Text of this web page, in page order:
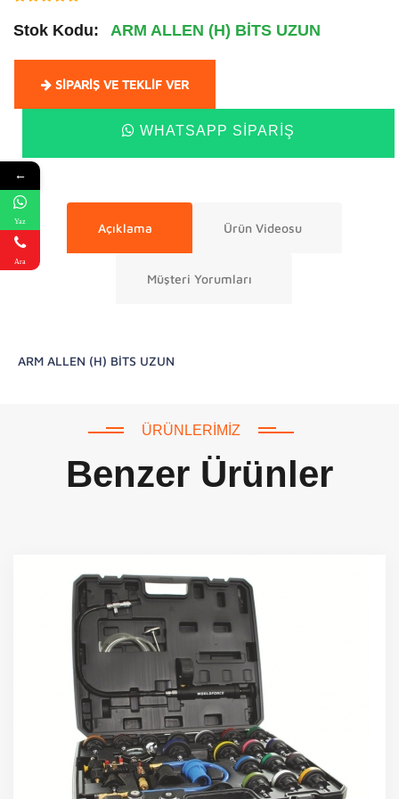
Stok Kodu: ARM ALLEN (H) BİTS UZUN
SIPARIŞ VE TEKLIF VER
WHATSAPP SIPARIŞ
Açıklama Ürün Videosu
Müşteri Yorumları
ARM ALLEN (H) BİTS UZUN
ÜRÜNLERIMIZ
Benzer Ürünler
←
Yaz
Ara